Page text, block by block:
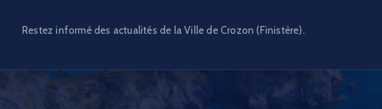
Restez informé des actualités de la Ville de Crozon (Finistère).